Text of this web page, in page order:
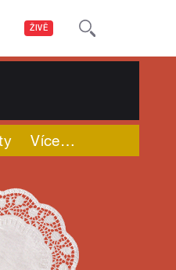
ŽIVĚ
Více…